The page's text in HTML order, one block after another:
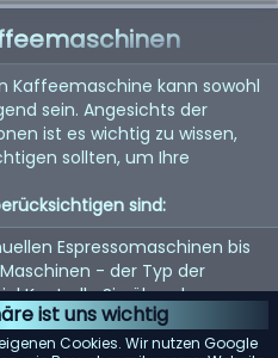
ist uns wichtig
Cookies. Wir nutzen Google
Kaffeemaschine kann sowohl
sein. Angesichts der
ist es wichtig zu wissen,
sollten, um Ihre
sind:
Espressomaschinen bis
- der Typ der
Kontrolle Sie über den